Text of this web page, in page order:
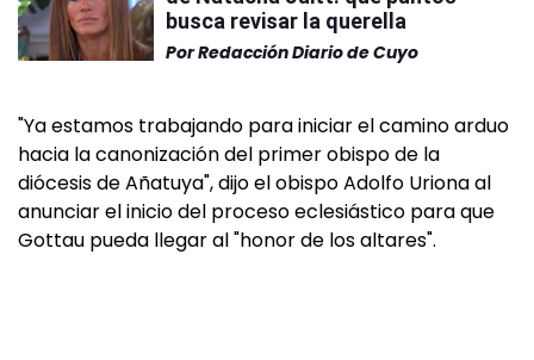
busca revisar la querella
PorRedacción Diario de Cuyo
"Ya estamos trabajando para iniciar el camino arduo
hacia la canonización del primer obispo de la
diócesis de Añatuya", dijo el obispo Adolfo Uriona al
anunciar el inicio del proceso eclesiástico para que
Gottau pueda llegar al "honor de los altares".